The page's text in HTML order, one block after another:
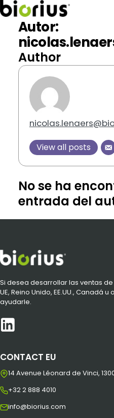
Autor:
Author
View all posts
No se ha
entrada del
Si desea desarrollar las ventas
UE, Reino Unido, EE.UU., Canadá
ayudarle.
CONTACT EU
14 Avenue Léonard de Vinci,
+32 2 888 4010
info@biorius.com